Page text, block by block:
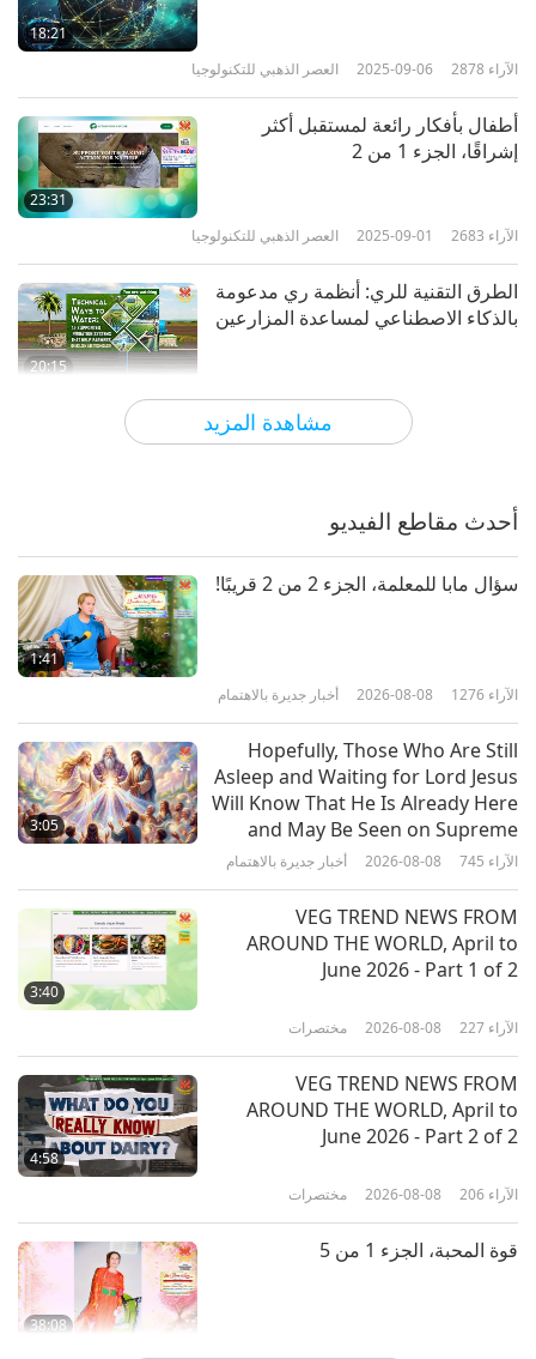
مشاهدة المزيد
18:21
العصر الذهبي للتكنولوجيا 2025-09-06 2878 الآراء
23:31
أطفال بأفكار رائعة لمستقبل أكثر
إشراقًا، الجزء 1 من 2
العصر الذهبي للتكنولوجيا 2025-09-01 2683 الآراء
20:15
الطرق التقنية للري: أنظمة ري مدعومة
بالذكاء الاصطناعي لمساعدة المزارعين
العصر الذهبي للتكنولوجيا 2025-08-11
نافذة على الكون: رحلة تلسكوب هابل
الفضائي لأكثر من 30 عاماً، الجزء 1 من
2
من المستشعرات إلى الذكاء
الاصطناعي: التكنولوجيا التي تشغل
تاريخ التطورات التكنولوجية: الابتكارات
الثورية التي شكلت عالمنا
أحدث مقاطع الفيديو
1:41
سؤال مابا للمعلمة، الجزء 2 من 2 قريبًا!
أخبار جديرة بالاهتمام 2026-08-08 1276 الآراء
3:05
Hopefully, Those Who Are Still
Asleep and Waiting for Lord Jesus
Will Know That He Is Already Here
and May Be Seen on Supreme
Master Television
أخبار جديرة بالاهتمام 2026-08-08 745 الآراء
3:40
VEG TREND NEWS FROM
AROUND THE WORLD, April to
June 2026 - Part 1 of 2
مختصرات 2026-08-08 227 الآراء
4:58
VEG TREND NEWS FROM
AROUND THE WORLD, April to
June 2026 - Part 2 of 2
مختصرات 2026-08-08 206 الآراء
38:08
قوة المحبة، الجزء 1 من 5